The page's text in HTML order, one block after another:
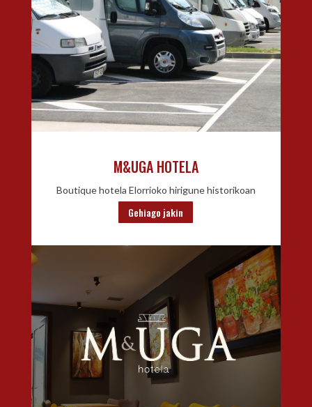
M&UGA HOTELA
Boutique hotela Elorrioko hirigune historikoan
Gehiago jakin